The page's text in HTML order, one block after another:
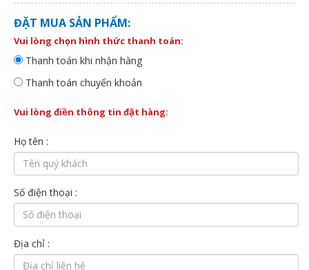
ĐẶT MUA SẢN PHẨM:
Vui lòng chọn hình thức thanh toán:
Thanh toán khi nhận hàng
Thanh toán chuyển khoản
Vui lòng điền thông tin đặt hàng:
Họ tên :
Số điện thoại :
Địa chỉ :